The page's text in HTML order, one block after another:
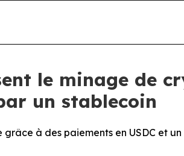
le minage de
un stablecoin
à des paiements en USDC et